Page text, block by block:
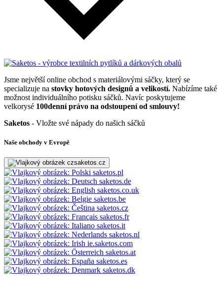
Jsme největší online obchod s materiálovými sáčky, který se
specializuje na stovky hotových designů a velikostí. Nabízíme také
možnost individuálního potisku sáčků. Navíc poskytujeme
velkorysé 100denní právo na odstoupení od smlouvy!
Saketos - Vložte své nápady do našich sáčků
Naše obchody v Evropě
saketos.cz
saketos.pl
saketos.de
saketos.co.uk
saketos.be
saketos.cz
saketos.fr
saketos.it
saketos.nl
ie.saketos.com
saketos.at
saketos.es
saketos.dk